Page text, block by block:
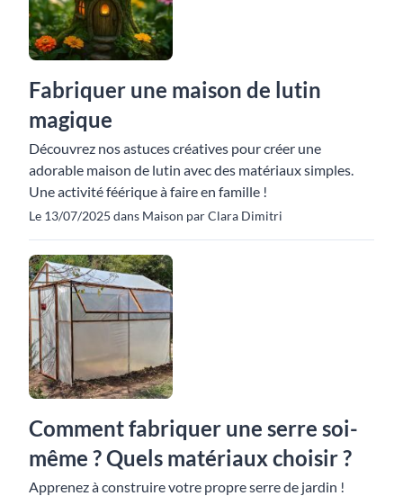
Fabriquer une maison de lutin
magique
Découvrez nos astuces créatives pour créer une
adorable maison de lutin avec des matériaux simples.
Une activité féérique à faire en famille !
Le 13/07/2025 dans Maison par Clara Dimitri
Comment fabriquer une serre soi-
même ? Quels matériaux choisir ?
Apprenez à construire votre propre serre de jardin !